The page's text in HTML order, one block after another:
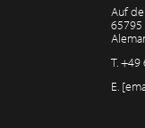
Auf
T.+49
E.